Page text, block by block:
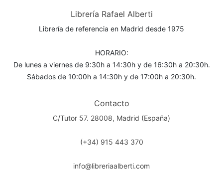
Librería Rafael Alberti
Librería de referencia en Madrid desde 1975
HORARIO:
De lunes a viernes de 9:30h a 14:30h y de 16:30h a 20:30h.
Sábados de 10:00h a 14:30h y de 17:00h a 20:30h.
Contacto
C/Tutor 57. 28008, Madrid (España)
(+34) 915 443 370
info@libreriaalberti.com